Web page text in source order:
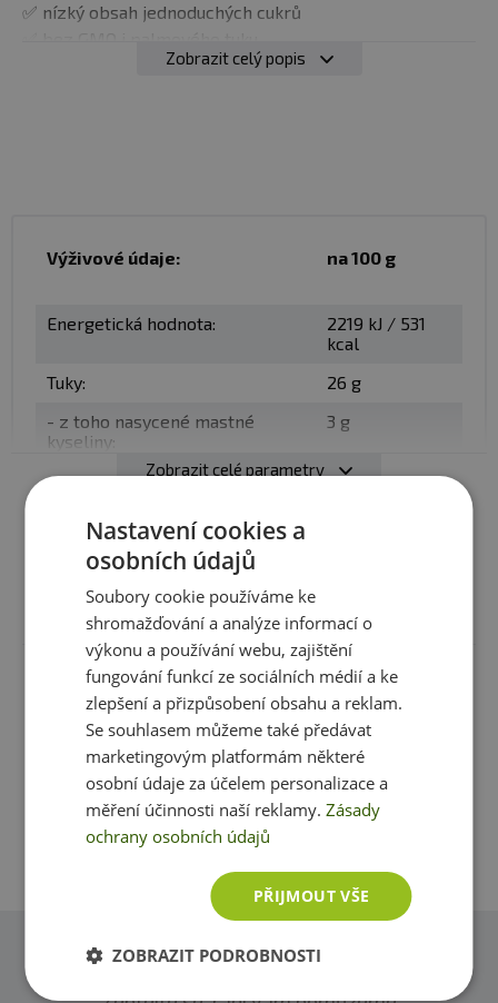
✅ nízký obsah jednoduchých cukrů
✅ křupavá a kvalitní svačinka
Nevystavujte přímému slunečnímu záření. Chraňte před
skladováním a použitím.
Zobrazit celý popis
Výživové údaje: na 100 g
Energetická hodnota:
2219 kJ / 531
kcal
Tuky:
26 g
- z toho nasycené mastné
kyseliny:
3 g
Sacharidy:
43 g
- z toho cukry:
Vláknina:
Bílkoviny:
2,2 g
Složení:Bramborový granulát 28 %, bramborový
sójovábílkovina 20 %, slunečnicový olej, přírodní
mléko) a cibue 7 %, jedlá sůl, kypřící složka:
hydrogenuhličitan sodný, regulátor kyselosti: kyselina
citronová.
Zobrazit celé parametry
Recenze Produkt zatím nikdo nehodnotil
Máte s produktem zkušenost? Napište recenzi a
pomozte tak ostatním zákazníkům s rozhodováním.
Děkujeme :-)
Přidat vlastní hodnocení
Dotazy
Nastavení cookies a
osobních údajů
Soubory cookie používáme ke
shromažďování a analýze informací o
výkonu a používání webu, zajištění
fungování funkcí ze sociálních médií a ke
zlepšení a přizpůsobení obsahu a reklam.
Se souhlasem můžeme také předávat
marketingovým platformám některé
osobní údaje za účelem personalizace a
měření účinnosti naší reklamy.Zásady
ochrany osobních údajů
PŘIJMOUT VŠE
ZOBRAZIT PODROBNOSTI